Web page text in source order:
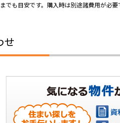
でも目安です。購入時は別途諸費用が必要
せ